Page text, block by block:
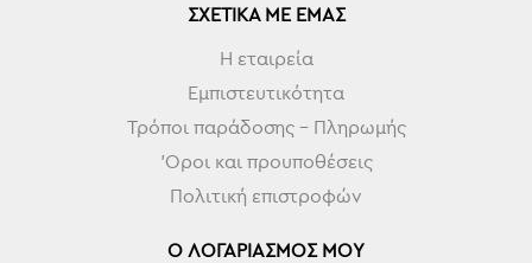
ΣΧΕΤΙΚΆ ΜΕ ΕΜΆΣ
Η εταιρεία
Εμπιστευτικότητα
Τρόποι παράδοσης - Πληρωμής
'Οροι και προυποθέσεις
Πολιτική επιστροφών
Ο ΛΟΓΑΡΙΑΣΜΌΣ ΜΟΥ